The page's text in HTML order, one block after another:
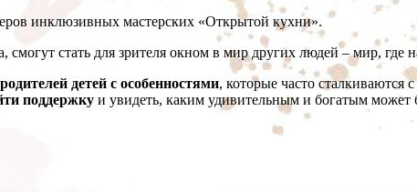
инклюзивных мастерских «Открытой кухни».
стать для зрителя окном в мир других людей – мир, где
детей с особенностями, которые часто
поддержку и увидеть, каким удивительным и богатым может